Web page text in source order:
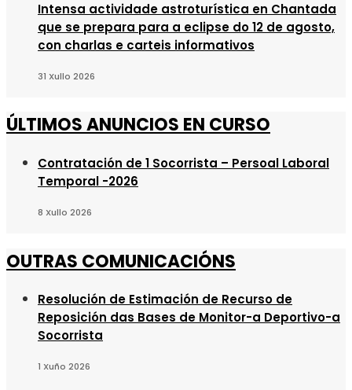
Intensa actividade astroturística en Chantada
que se prepara para a eclipse do 12 de agosto,
con charlas e carteis informativos
31 Xullo 2026
ÚLTIMOS ANUNCIOS EN CURSO
Contratación de 1 Socorrista – Persoal Laboral
Temporal -2026
8 Xullo 2026
OUTRAS COMUNICACIÓNS
Resolución de Estimación de Recurso de
Reposición das Bases de Monitor-a Deportivo-a
Socorrista
1 Xuño 2026